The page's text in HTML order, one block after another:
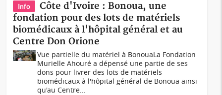
Info
Côte d'Ivoire : Bonoua, une
fondation pour des lots de matériels
biomédicaux à l'hôpital général et au
Centre Don Orione
Vue partielle du matériel à BonouaLa Fondation
Murielle Ahouré a dépensé une partie de ses
dons pour livrer des lots de matériels
biomédicaux à l'hôpital général de Bonoua ainsi
qu'au Centre...